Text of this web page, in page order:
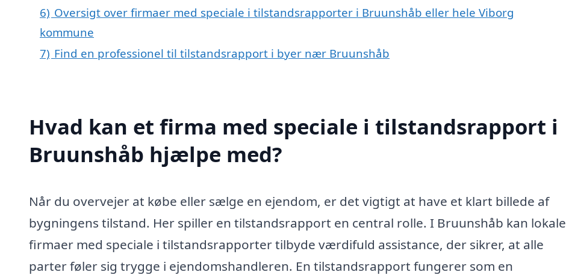
6) Oversigt over firmaer med speciale i tilstandsrapporter i Bruunshåb eller hele Viborg
kommune
7) Find en professionel til tilstandsrapport i byer nær Bruunshåb
Hvad kan et firma med speciale i tilstandsrapport i
Bruunshåb hjælpe med?
Når du overvejer at købe eller sælge en ejendom, er det vigtigt at have et klart billede af
bygningens tilstand. Her spiller en tilstandsrapport en central rolle. I Bruunshåb kan lokale
firmaer med speciale i tilstandsrapporter tilbyde værdifuld assistance, der sikrer, at alle
parter føler sig trygge i ejendomshandleren. En tilstandsrapport fungerer som en